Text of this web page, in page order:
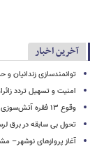
آخرین اخبار
توانمندسازی زندانیان
امنیت و تسهیل تردد
وقوع ۱۳ فقره آتش‌سوزی در میانکاله
تحول بی سابقه در برق لرستان / ۳۲۳ کانون خطر ایمن
آغاز پروازهای نوشهر– مشهد از